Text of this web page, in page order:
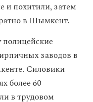
и похитили, затем
в Шымкент.
полицейские
заводов в
Силовики
более 60
в трудовом